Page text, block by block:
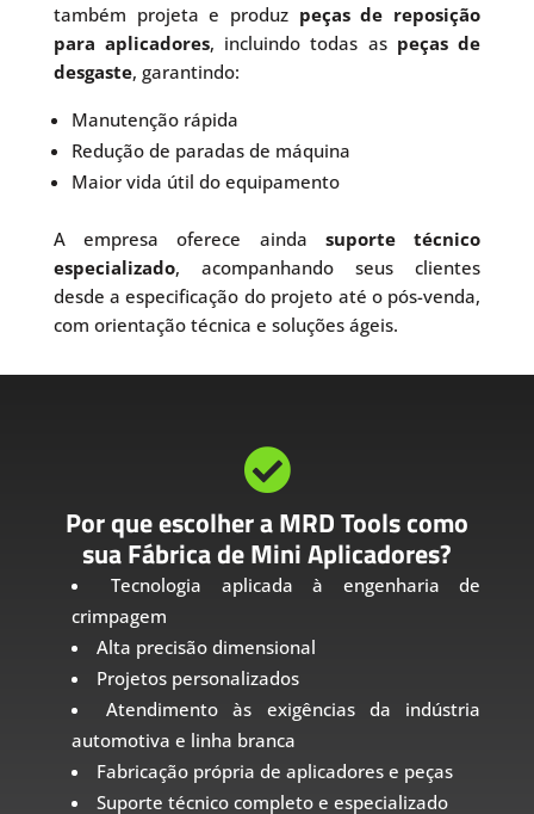
também projeta e produz peças de reposição
para aplicadores, incluindo todas as peças de
desgaste, garantindo:
Manutenção rápida
Redução de paradas de máquina
Maior vida útil do equipamento
A empresa oferece ainda suporte técnico
especializado, acompanhando seus clientes
desde a especificação do projeto até o pós-venda,
com orientação técnica e soluções ágeis.

Por que escolher a MRD Tools como
sua Fábrica de Mini Aplicadores?
Tecnologia aplicada à engenharia de
crimpagem
Alta precisão dimensional
Projetos personalizados
Atendimento às exigências da indústria
automotiva e linha branca
Fabricação própria de aplicadores e peças
Suporte técnico completo e especializado